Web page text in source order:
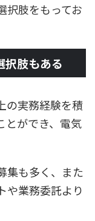
択肢をもってお
択肢もある
の実務経験を積
とができ、電気
集も多く、また
や業務委託より